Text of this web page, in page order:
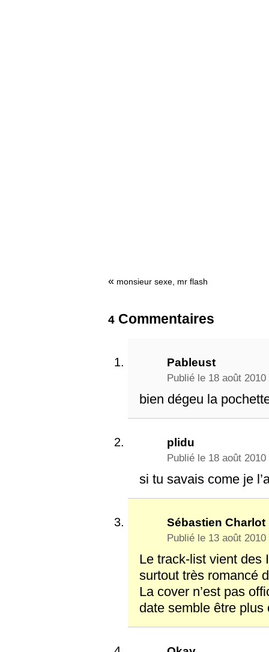
« monsieur sexe, mr flash
4 Commentaires
Pableust
Publié le 18 août
bien dégeu la
plidu
Publié le 18 août
si tu savais come je
Sébastien Charlot
Publié le 13 août
Le track-list vient des
surtout très romancé
La cover n’est pas
date semble être